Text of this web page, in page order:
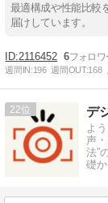
最適構成や性能比較
届けしています。
2116452 6
週間IN:196 週間OUT:168
22 デ
よ
声
法”
礎